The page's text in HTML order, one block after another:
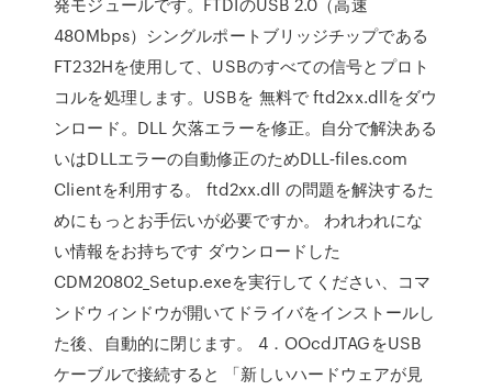
480Mbps）シングルポートブリッジチップである
FT232Hを使用して、USBのすべての信号とプロト
コルを処理します。USBを 無料で ftd2xx.dllをダウ
ンロード。DLL 欠落エラーを修正。自分で解決ある
いはDLLエラーの自動修正のためDLL‑files.com
Clientを利用する。 ftd2xx.dll の問題を解決するた
めにもっとお手伝いが必要ですか。 われわれにな
い情報をお持ちです ダウンロードした
CDM20802_Setup.exeを実行してください、コマ
ンドウィンドウが開いてドライバをインストールし
た後、自動的に閉じます。 4．OOcdJTAGをUSB
ケーブルで接続すると 「新しいハードウェアが見